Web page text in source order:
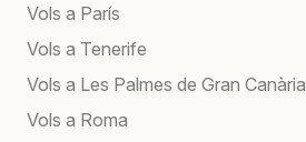
Vols a París
Vols a Tenerife
Vols a Les Palmes de Gran Canària
Vols a Roma